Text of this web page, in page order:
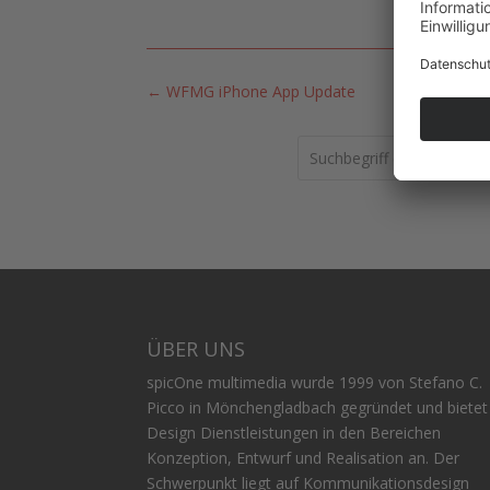
←WFMG iPhone App Update
Search
ÜBER UNS
spicOne multimedia wurde 1999 von Stefano C.
Picco in Mönchengladbach gegründet und bietet
Design Dienstleistungen in den Bereichen
Konzeption, Entwurf und Realisation an. Der
Schwerpunkt liegt auf Kommunikationsdesign